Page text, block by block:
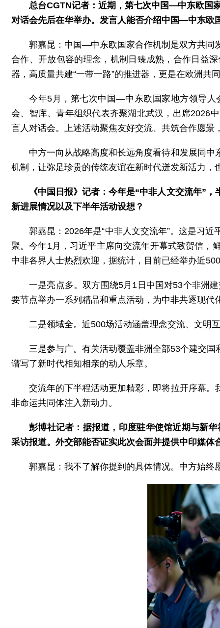
总台CGTN记者：近期，第七次中国—中东欧国
对话会先后在华举办。发言人能否介绍中国—中东欧
郭嘉昆：中国—中东欧国家合作机制是双方共同
合作、开放包容的理念，机制日臻成熟，合作日益
器，高质量共建“一带一路”的推进器，更是在欧洲共
今年5月，第七次中国—中东欧国家地方领导人
会、智库、青年组织代表齐聚湖北武汉，出席2026
言人对话会。上述活动聚焦友好交流、共筑合作愿
中方一向从战略高度和长远角度看待和发展同
机制，让弥足珍贵的传统友谊在新时代迸发新活力
《中国日报》记者：今年是“中非人文交流年”
新进展情况以及下半年活动设想？
郭嘉昆：2026年是“中非人文交流年”。这是习
聚。今年1月，习近平主席向交流年开幕式致贺信，
中非各界人士热烈欢迎，据统计，目前已经举办近
一是亮点多。双方围绕5月1日中国对53个非洲
要节点举办一系列精品和重点活动，为中非共逐现代
二是领域全。近500场活动涵盖理念交流、文明
三是参与广。有关活动覆盖非洲全部53个建交
谱写了新时代相知相亲的动人乐章。
交流年的下半程活动更加精彩，即将拉开序幕
非命运共同体注入新动力。
彭博社记者：据报道，印度驻华使馆近期与新
采访报道。外交部能否证实此次会面并提供中印媒体
郭嘉昆：我不了解你提到的具体情况。中方始